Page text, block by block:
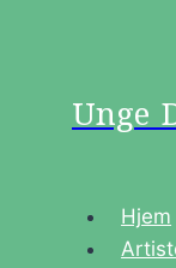
Unge
Hjem